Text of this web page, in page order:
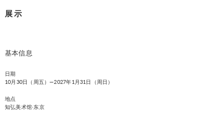
展示
基本信息
日期
10月30日（周五）—2027年1月31日（周日）
地点
知弘美术馆·东京